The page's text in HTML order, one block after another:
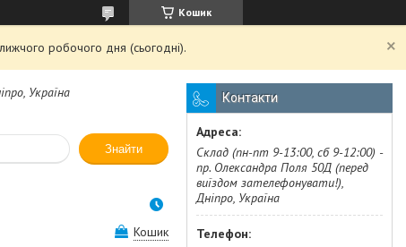
Кошик
робочого дня (сьогодні).
Україна
Знайти
Кошик
Контакти
Склад (пн-пт 9-13:00, сб 9-12:00) -
пр. Олександра Поля 50Д (перед
виїздом зателефонувати!),
Дніпро, Україна